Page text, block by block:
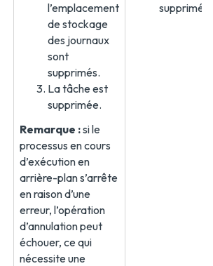
l’emplacement
de stockage
des journaux
sont
supprimés.
La tâche est
supprimée.
Remarque :si le
processus en cours
d’exécution en
arrière-plan s’arrête
en raison d’une
erreur, l’opération
d’annulation peut
échouer, ce qui
nécessite une
supprimée.